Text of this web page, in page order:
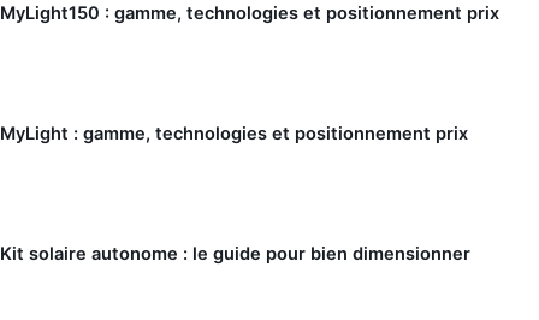
MyLight150 : gamme, technologies et positionnement prix
MyLight : gamme, technologies et positionnement prix
Kit solaire autonome : le guide pour bien dimensionner